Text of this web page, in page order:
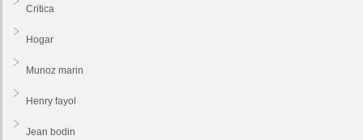
Critica
Hogar
Munoz marin
Henry fayol
Jean bodin